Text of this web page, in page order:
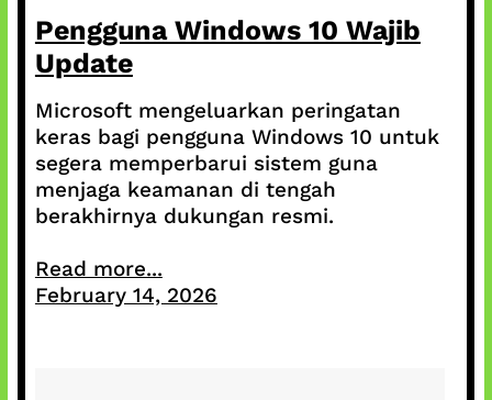
Pengguna Windows 10 Wajib
Update
Microsoft mengeluarkan peringatan
keras bagi pengguna Windows 10 untuk
segera memperbarui sistem guna
menjaga keamanan di tengah
berakhirnya dukungan resmi.
Read more...
February 14, 2026